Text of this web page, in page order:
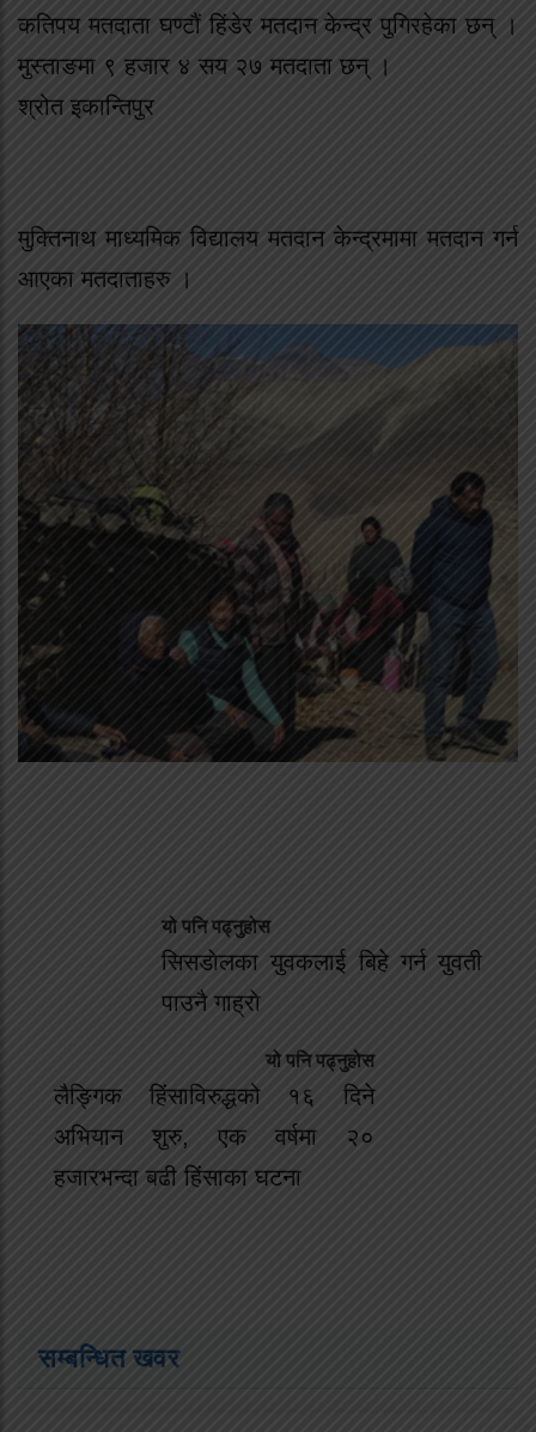
कतिपय मतदाता घण्टौं हिंडेर मतदान केन्द्र पुगिरहेका छन् ।
मुस्ताङमा ९ हजार ४ सय २७ मतदाता छन् ।
श्रोत इकान्तिपुर
मुक्तिनाथ माध्यमिक विद्यालय मतदान केन्द्रमामा मतदान गर्न
आएका मतदाताहरु ।
यो पनि पढ्नुहोस
सिसडाेलका युवकलाई बिहे गर्न युवती
पाउनै गाह्राे
यो पनि पढ्नुहोस
लैङ्गिक हिंसाविरुद्धको १६ दिने
अभियान शुरु, एक वर्षमा २०
हजारभन्दा बढी हिंसाका घटना
सम्बन्धित खवर